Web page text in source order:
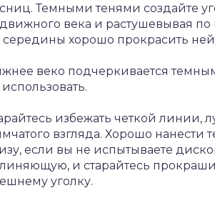
Темными тенями создайте
века и растушевывая
середины хорошо прокрасить
веко подчеркивается
избежать четкой линии,
взгляда. Хорошо
если вы не испытываете
и старайтесь
уголку.